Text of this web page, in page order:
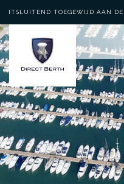
UITSLUITEND TOEGEWIJD AAN